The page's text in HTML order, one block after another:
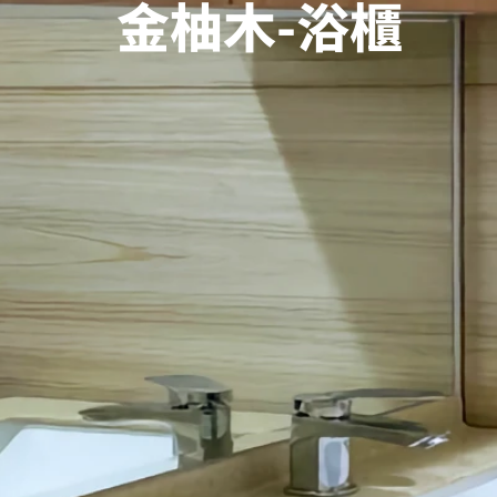
關於奇郲 選色靈感 精挑細選 作品集
金柚木-浴櫃